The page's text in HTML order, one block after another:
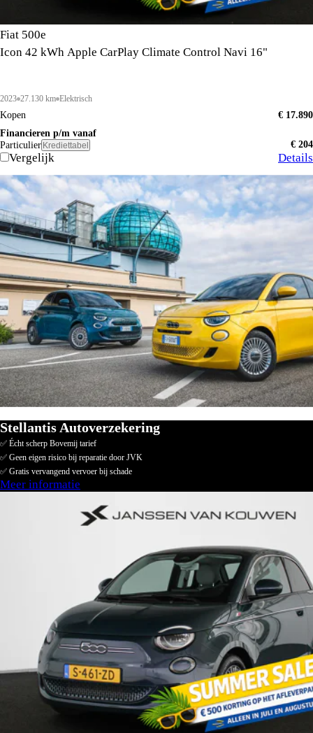
Fiat 500e
Icon 42 kWh Apple CarPlay Climate Control Navi 16"
2023 27.130 km Elektrisch
Kopen
€ 17.890
Financieren p/m vanaf
Particulier Krediettabel € 204
Vergelijk Details
Stellantis Autoverzekering
✅ Écht scherp Bovemij tarief
✅ Geen eigen risico bij reparatie door JVK
✅ Gratis vervangend vervoer bij schade
Meer informatie